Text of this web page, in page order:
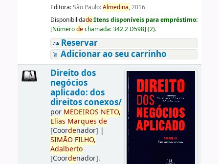
Editora:São Paulo:Almedina,2016
Disponibilidade:Itens disponíveis para empréstimo:
[Númerodechamada:342.2 D598] (2).
Reservar
Adicionar ao seu carrinho
Direito dos
negócios
aplicado: dos
direitos conexos/
por MEDEIROS NETO,
Elias Marques de
[Coordenador] |
SIMÃO FILHO,
Adalberto
[Coordenador].